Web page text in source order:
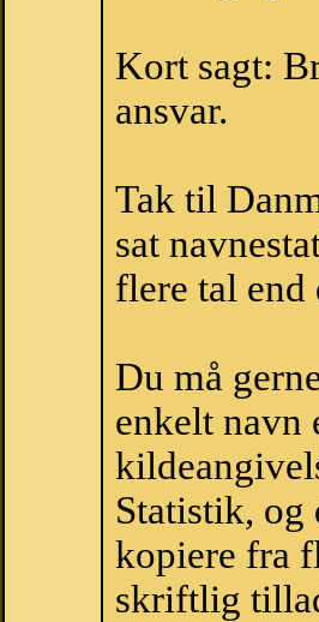
Kort sagt:
ansvar.
Tak til
sat
flere tal end
Du må
enkelt navn
Statistik, og
kopiere fra
skriftlig